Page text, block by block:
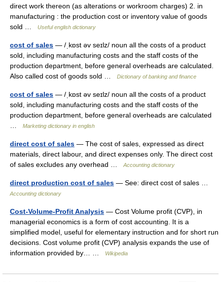
direct work thereon (as alterations or workroom charges) 2. in
manufacturing : the production cost or inventory value of goods
sold …
Useful english dictionary
cost of sales — /ˌkɒst əv seɪlz/ noun all the costs of a product
sold, including manufacturing costs and the staff costs of the
production department, before general overheads are calculated.
Also called cost of goods sold …
Dictionary of banking and finance
cost of sales — /ˌkɒst əv seɪlz/ noun all the costs of a product
sold, including manufacturing costs and the staff costs of the
production department, before general overheads are calculated
Marketing dictionary in english
direct cost of sales — The cost of sales, expressed as direct
materials, direct labour, and direct expenses only. The direct cost
of sales excludes any overhead …
Accounting dictionary
direct production cost of sales — See: direct cost of sales …
Accounting dictionary
Cost-Volume-Profit Analysis — Cost Volume profit (CVP), in
managerial economics is a form of cost accounting. It is a
simplified model, useful for elementary instruction and for short run
decisions. Cost volume profit (CVP) analysis expands the use of
information provided by… …
Wikipedia